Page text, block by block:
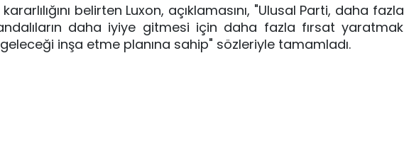
belirten Luxon, açıklamasını, "Ulusal Parti, daha fazla
daha iyiye gitmesi için daha fazla fırsat yaratmak
inşa etme planına sahip" sözleriyle tamamladı.